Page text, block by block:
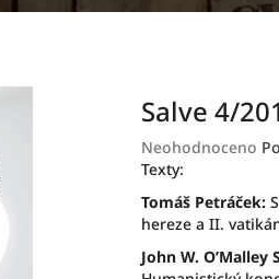
Salve 4/
Průměrné
hodnocení
je
0,0
z
Neohodnoceno
Texty:
Tomáš Petráček:
hereze a II.
John W. O’Malley